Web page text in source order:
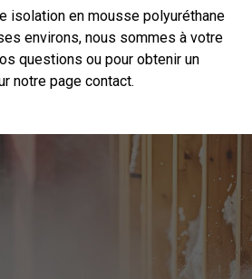
isolation en mousse polyuréthane
environs, nous sommes à votre
questions ou pour obtenir un
notre page contact.